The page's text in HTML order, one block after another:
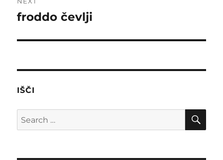
Next
froddo čevlji
IŠČI
Search
for: